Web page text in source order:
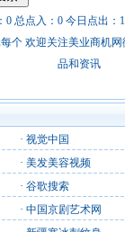
总点入：0 今日点出：
个 欢迎关注美业商机
品和资讯
· 视觉中国
· 美发美容视频
· 谷歌搜索
· 中国京剧艺术网